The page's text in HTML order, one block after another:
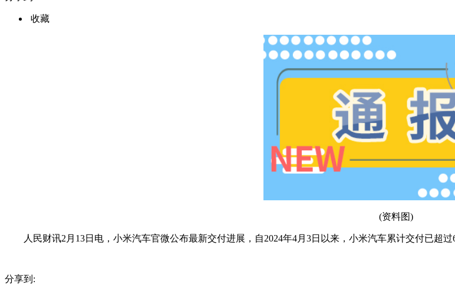
收藏
(资料图)
人民财讯2月13日电，小米汽车官微公布最新交付进展，自2024年4月3日以来，小米汽车累计交付已超过
分享到: